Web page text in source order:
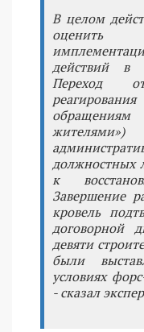
В целом
оценить
действий в
Переход
должностных
к
Завершение
кровель
договорной
девяти
были
условиях
- сказал